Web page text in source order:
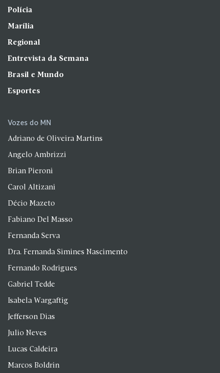
Polícia
Marília
Regional
Entrevista da Semana
Brasil e Mundo
Esportes
Vozes do MN
Adriano de Oliveira Martins
Angelo Ambrizzi
Brian Pieroni
Carol Altizani
Décio Mazeto
Fabiano Del Masso
Fernanda Serva
Dra. Fernanda Simines Nascimento
Fernando Rodrigues
Gabriel Tedde
Isabela Wargaftig
Jefferson Dias
Julio Neves
Lucas Caldeira
Marcos Boldrin